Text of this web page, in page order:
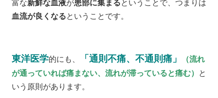
富な新鮮な血液が患部に集まるということで、つまりは
血流が良くなるということです。
東洋医学的にも、 「通則不痛、不通則痛」
（流れ
が通っていれば痛まない、流れが滞っていると痛む）
と
いう原則があります。